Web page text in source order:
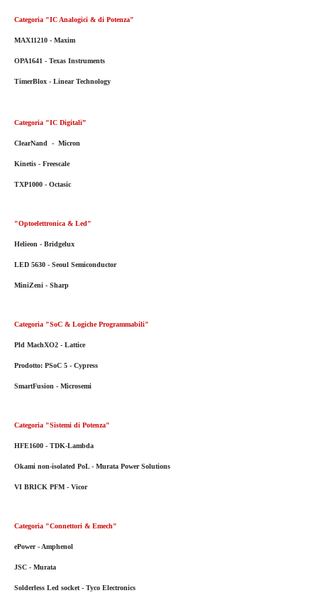
Categoria "IC Analogici & di Potenza"
MAX11210 - Maxim
OPA1641 - Texas Instruments
TimerBlox - Linear Technology
Categoria "IC Digitali”
ClearNand - Micron
Kinetis - Freescale
TXP1000 - Octasic
"Optoelettronica & Led"
Helieon - Bridgelux
LED 5630 - Seoul Semiconductor
MiniZeni - Sharp
Categoria "SoC & Logiche Programmabili"
Pld MachXO2 - Lattice
Prodotto: PSoC 5 - Cypress
SmartFusion - Microsemi
Categoria "Sistemi di Potenza"
HFE1600 - TDK-Lambda
Okami non-isolated PoL - Murata Power Solutions
VI BRICK PFM - Vicor
Categoria "Connettori & Emech"
ePower - Amphenol
JSC - Murata
Solderless Led socket - Tyco Electronics